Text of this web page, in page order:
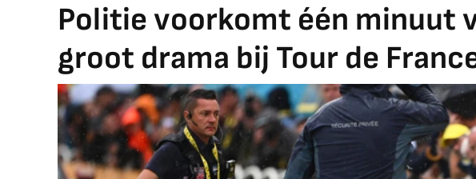
Politie voorkomt één minuut
groot drama bij Tour de